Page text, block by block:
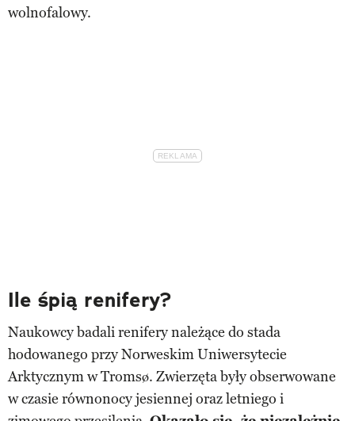
wolnofalowy.
Ile śpią renifery?
Naukowcy badali renifery należące do stada
hodowanego przy Norweskim Uniwersytecie
Arktycznym w Tromsø. Zwierzęta były obserwowane
w czasie równonocy jesiennej oraz letniego i